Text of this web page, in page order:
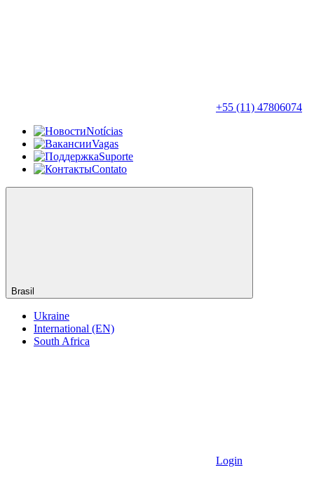
+55 (11) 47806074
Notícias
Vagas
Suporte
Contato
Brasil
Ukraine
International (EN)
South Africa
Login